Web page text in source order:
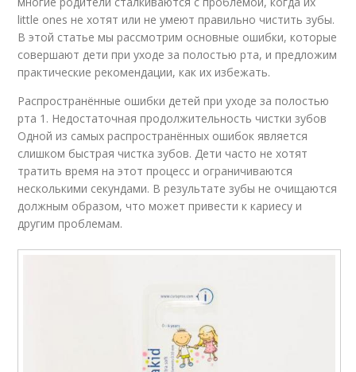
little ones не хотят или не умеют правильно чистить зубы.
В этой статье мы рассмотрим основные ошибки, которые
совершают дети при уходе за полостью рта, и предложим
практические рекомендации, как их избежать.
Распространённые ошибки детей при уходе за полостью
рта 1. Недостаточная продолжительность чистки зубов
Одной из самых распространённых ошибок является
слишком быстрая чистка зубов. Дети часто не хотят
тратить время на этот процесс и ограничиваются
несколькими секундами. В результате зубы не очищаются
должным образом, что может привести к кариесу и
другим проблемам.